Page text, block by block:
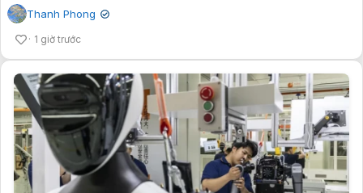
Thanh Phong ✔
1 giờ trước